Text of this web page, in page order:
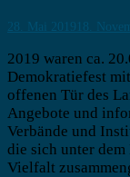
28. Mai 2019 18.
2019 waren ca.
Demokratiefest
offenen Tür des
Angebote und
Verbände und
die sich unter
Vielfalt